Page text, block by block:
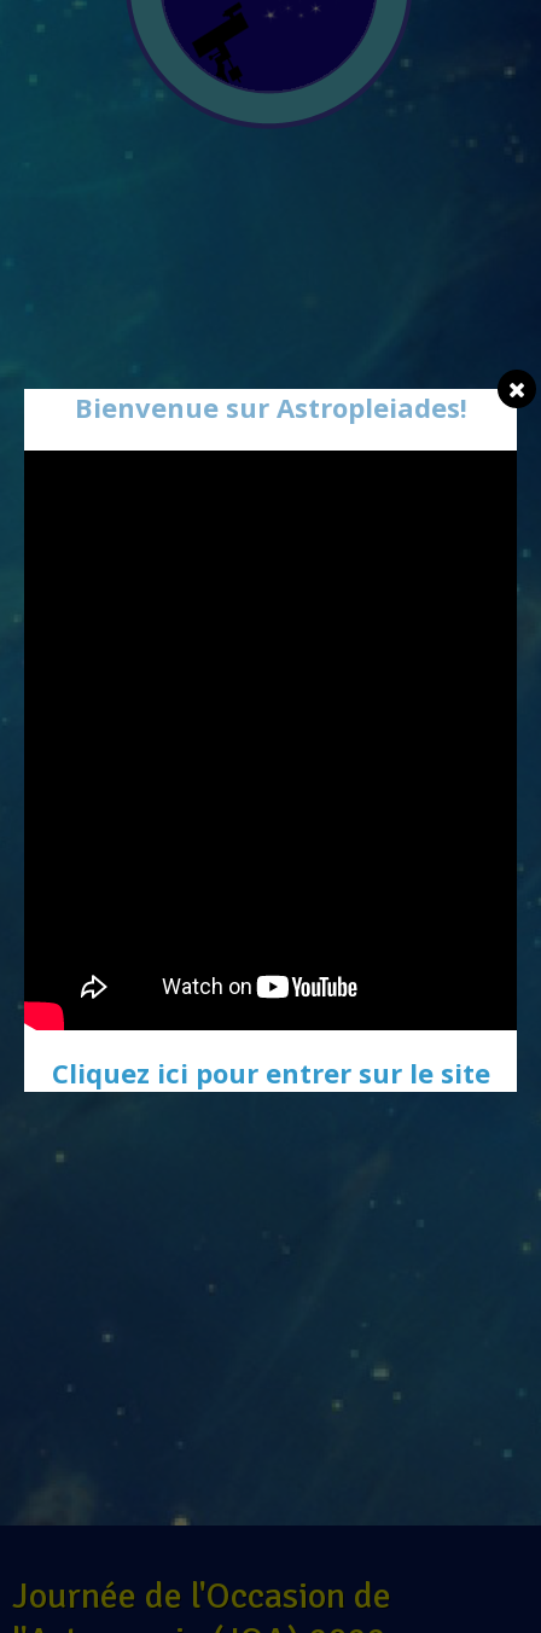
Journée de l'Occasion de
Bienvenue sur Astropleiades!
Cliquez ici pour entrer sur le site